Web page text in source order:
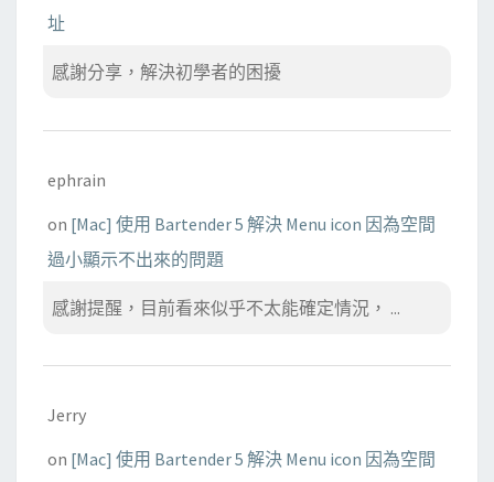
址
感謝分享，解決初學者的困擾
ephrain
on [Mac] 使用 Bartender 5 解決 Menu icon 因為空間
過小顯示不出來的問題
感謝提醒，目前看來似乎不太能確定情況， ...
Jerry
on [Mac] 使用 Bartender 5 解決 Menu icon 因為空間